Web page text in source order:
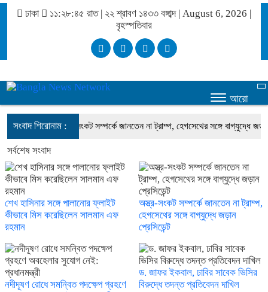
ঢাকা ১১:২৮:৪৫ রাত| ২২ শ্রাবণ ১৪৩৩ বঙ্গাব্দ | August 6, 2026 |
বৃহস্পতিবার
আরো
সংবাদ শিরোনাম :
রহমান অস্ত্র-সংকট সম্পর্কে জানতেন না ট্রাম্প, হেগসেথের সঙ্গে বাগ্‌যুদ্ধে জড়ান
সর্বশেষ সংবাদ
শেখ হাসিনার সঙ্গে পালানোর ফ্লাইট
কীভাবে মিস করেছিলেন সালমান এফ
রহমান
অস্ত্র-সংকট সম্পর্কে জানতেন না ট্রাম্প,
হেগসেথের সঙ্গে বাগ্‌যুদ্ধে জড়ান
প্রেসিডেন্ট
নদীদূষণ রোধে সমন্বিত পদক্ষেপ গ্রহণে
ড. জাফর ইকবাল, ঢাবির সাবেক ভিসির
বিরুদ্ধে তদন্ত প্রতিবেদন দাখিল